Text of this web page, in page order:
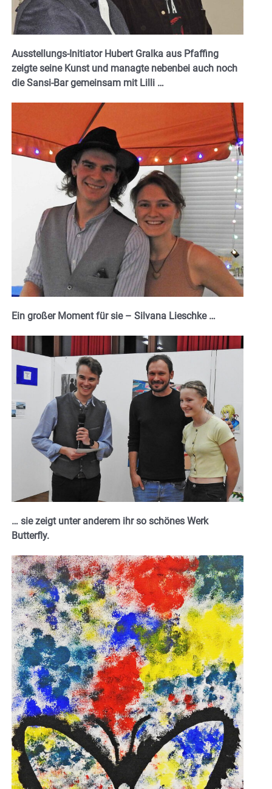
Ausstellungs-Initiator Hubert Gralka aus Pfaffing
zeigte seine Kunst und managte nebenbei auch noch
die Sansi-Bar gemeinsam mit Lilli …
Ein großer Moment für sie – Silvana Lieschke …
… sie zeigt unter anderem ihr so schönes Werk
Butterfly.